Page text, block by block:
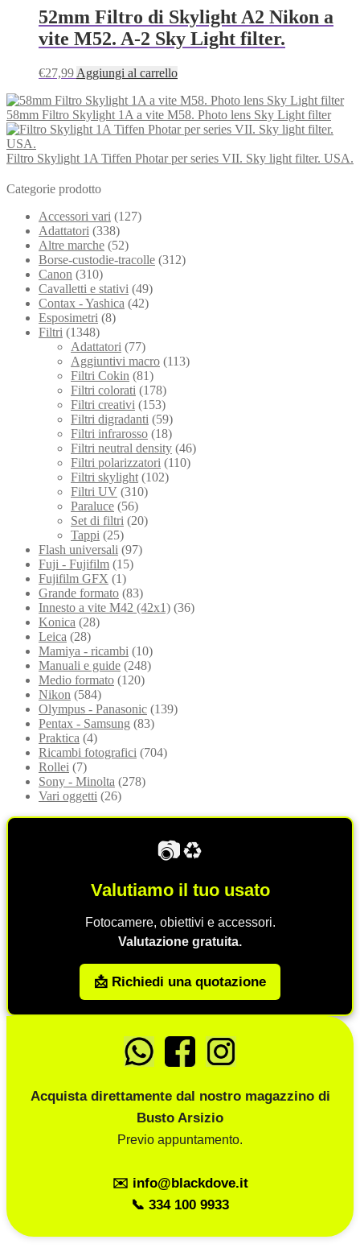
52mm Filtro di Skylight A2 Nikon a
vite M52. A-2 Sky Light filter.
€27,99 Aggiungi al carrello
58mm Filtro Skylight 1A a vite M58. Photo lens Sky Light filter
Filtro Skylight 1A Tiffen Photar per series VII. Sky light filter. USA.
Categorie prodotto
Accessori vari (127)
Adattatori (338)
Altre marche (52)
Borse-custodie-tracolle (312)
Canon (310)
Cavalletti e stativi (49)
Contax - Yashica (42)
Esposimetri (8)
Filtri (1348)
Adattatori (77)
Aggiuntivi macro (113)
Filtri Cokin (81)
Filtri colorati (178)
Filtri creativi (153)
Filtri digradanti (59)
Filtri infrarosso (18)
Filtri neutral density (46)
Filtri polarizzatori (110)
Filtri skylight (102)
Filtri UV (310)
Paraluce (56)
Set di filtri (20)
Tappi (25)
Flash universali (97)
Fuji - Fujifilm (15)
Fujifilm GFX (1)
Grande formato (83)
Innesto a vite M42 (42x1) (36)
Konica (28)
Leica (28)
Mamiya - ricambi (10)
Manuali e guide (248)
Medio formato (120)
Nikon (584)
Olympus - Panasonic (139)
Pentax - Samsung (83)
Praktica (4)
Ricambi fotografici (704)
Rollei (7)
Sony - Minolta (278)
Vari oggetti (26)
📷♻️
Valutiamo il tuo usato
Fotocamere, obiettivi e accessori.
Valutazione gratuita.
📩 Richiedi una quotazione
Acquista direttamente dal nostro magazzino di
Busto Arsizio
Previo appuntamento.
✉️ info@blackdove.it
📞 334 100 9933